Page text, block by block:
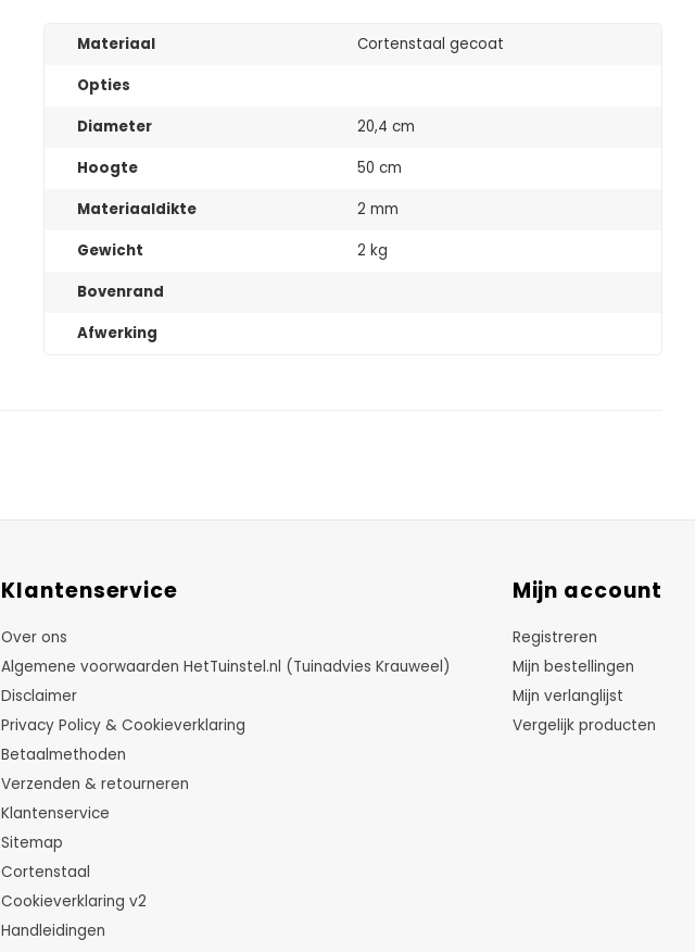
Materiaal
Cortenstaal gecoat
Opties
Diameter
20,4 cm
Hoogte
50 cm
Materiaaldikte
2 mm
Gewicht
2 kg
Bovenrand
Afwerking
Klantenservice
Over ons
Algemene voorwaarden HetTuinstel.nl (Tuinadvies Krauweel)
Disclaimer
Privacy Policy & Cookieverklaring
Betaalmethoden
Verzenden & retourneren
Klantenservice
Sitemap
Cortenstaal
Cookieverklaring v2
Handleidingen
Mijn account
Registreren
Mijn bestellingen
Mijn verlanglijst
Vergelijk producten